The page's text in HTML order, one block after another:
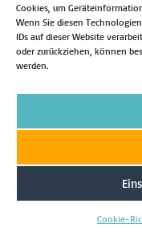
Cookies, um
Wenn Sie diesen
IDs auf dieser Website
oder zurückziehen, können
werden.
Cookie-